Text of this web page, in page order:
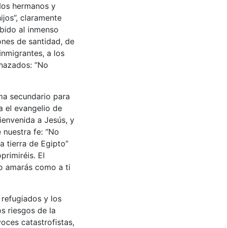
hermanos y
claramente
al inmenso
de santidad, de
a los
“No
secundario para
el evangelio de
a Jesús, y
fe: “No
tierra de Egipto”
El
amarás como a ti
y los
riesgos de la
catastrofistas,